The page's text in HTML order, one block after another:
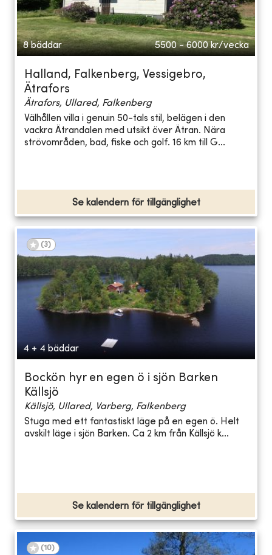
8 bäddar 5500 - 6000 kr/vecka
Halland, Falkenberg, Vessigebro,
Ätrafors
Ätrafors, Ullared, Falkenberg
Välhållen villa i genuin 50-tals stil, belägen i den
vackra Ätrandalen med utsikt över Ätran. Nära
strövområden, bad, fiske och golf. 16 km till G...
Se kalendern för tillgänglighet
(3)
4 + 4 bäddar
Bockön hyr en egen ö i sjön Barken
Källsjö
Källsjö, Ullared, Varberg, Falkenberg
Stuga med ett fantastiskt läge på en egen ö. Helt
avskilt läge i sjön Barken. Ca 2 km från Källsjö k...
Se kalendern för tillgänglighet
(10)